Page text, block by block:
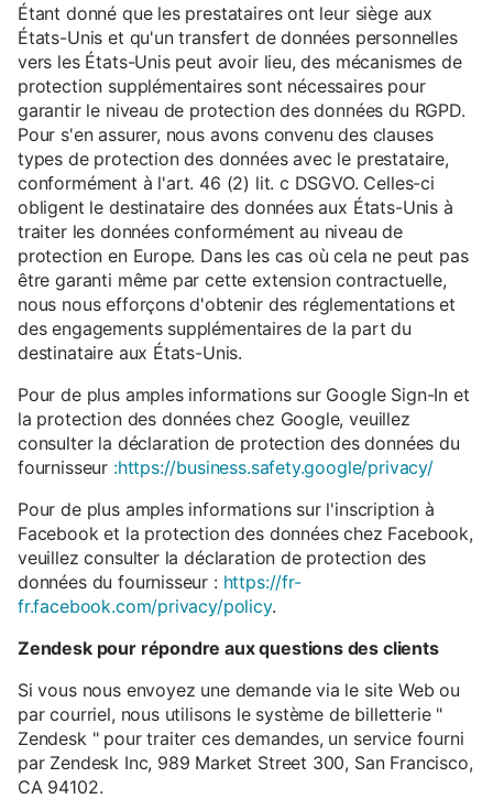
Étant donné que les prestataires ont leur siège aux
États-Unis et qu'un transfert de données personnelles
vers les États-Unis peut avoir lieu, des mécanismes de
protection supplémentaires sont nécessaires pour
garantir le niveau de protection des données du RGPD.
Pour s'en assurer, nous avons convenu des clauses
types de protection des données avec le prestataire,
conformément à l'art. 46 (2) lit. c DSGVO. Celles-ci
obligent le destinataire des données aux États-Unis à
traiter les données conformément au niveau de
protection en Europe. Dans les cas où cela ne peut pas
être garanti même par cette extension contractuelle,
nous nous efforçons d'obtenir des réglementations et
des engagements supplémentaires de la part du
destinataire aux États-Unis.
Pour de plus amples informations sur Google Sign-In et
la protection des données chez Google, veuillez
consulter la déclaration de protection des données du
fournisseur :https://business.safety.google/privacy/
Pour de plus amples informations sur l'inscription à
Facebook et la protection des données chez Facebook,
veuillez consulter la déclaration de protection des
données du fournisseur : https://fr-
fr.facebook.com/privacy/policy.
Zendesk pour répondre aux questions des clients
Si vous nous envoyez une demande via le site Web ou
par courriel, nous utilisons le système de billetterie "
Zendesk " pour traiter ces demandes, un service fourni
par Zendesk Inc, 989 Market Street 300, San Francisco,
CA 94102.